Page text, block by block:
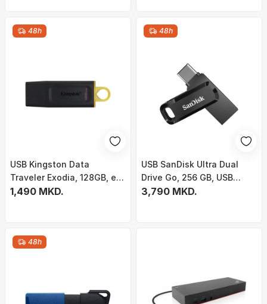
48h
USB Kingston Data
Traveler Exodia, 128GB, e
zezë
1,490 MKD.
48h
USB SanDisk Ultra Dual
Drive Go, 256 GB, USB
Type-A / USB Type-C
3,790 MKD.
48h